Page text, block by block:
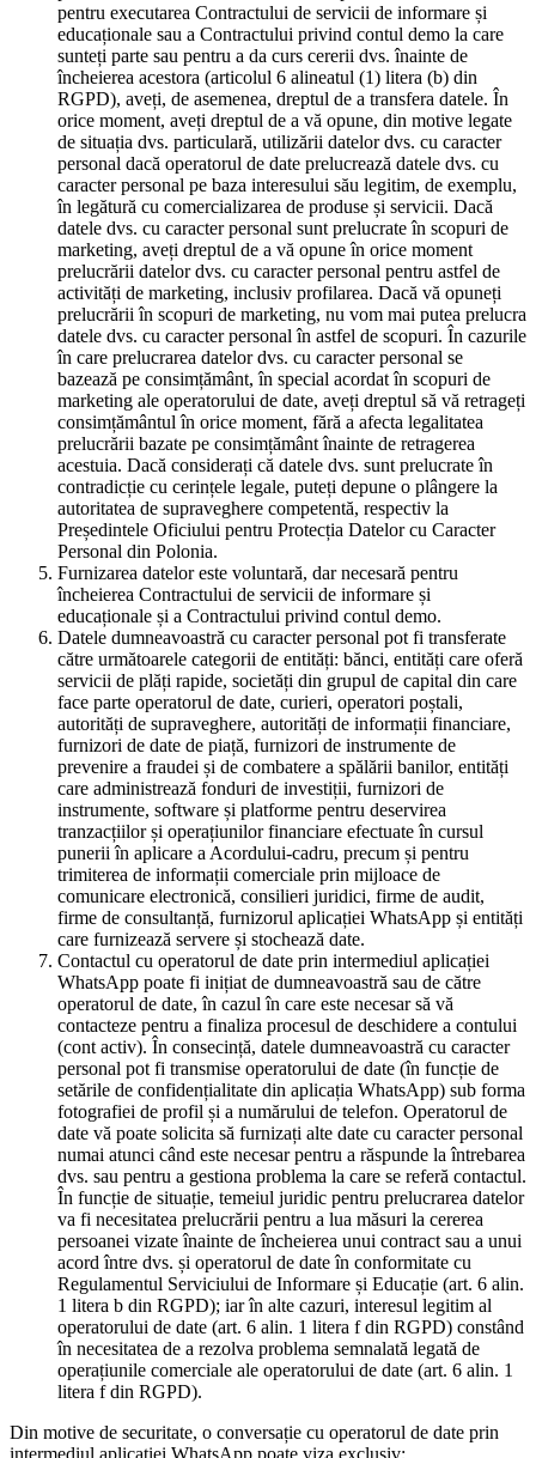
pentru executarea Contractului de servicii de informare și
educaționale sau a Contractului privind contul demo la care
sunteți parte sau pentru a da curs cererii dvs. înainte de
încheierea acestora (articolul 6 alineatul (1) litera (b) din
RGPD), aveți, de asemenea, dreptul de a transfera datele. În
orice moment, aveți dreptul de a vă opune, din motive legate
de situația dvs. particulară, utilizării datelor dvs. cu caracter
personal dacă operatorul de date prelucrează datele dvs. cu
caracter personal pe baza interesului său legitim, de exemplu,
în legătură cu comercializarea de produse și servicii. Dacă
datele dvs. cu caracter personal sunt prelucrate în scopuri de
marketing, aveți dreptul de a vă opune în orice moment
prelucrării datelor dvs. cu caracter personal pentru astfel de
activități de marketing, inclusiv profilarea. Dacă vă opuneți
prelucrării în scopuri de marketing, nu vom mai putea prelucra
datele dvs. cu caracter personal în astfel de scopuri. În cazurile
în care prelucrarea datelor dvs. cu caracter personal se
bazează pe consimțământ, în special acordat în scopuri de
marketing ale operatorului de date, aveți dreptul să vă retrageți
consimțământul în orice moment, fără a afecta legalitatea
prelucrării bazate pe consimțământ înainte de retragerea
acestuia. Dacă considerați că datele dvs. sunt prelucrate în
contradicție cu cerințele legale, puteți depune o plângere la
autoritatea de supraveghere competentă, respectiv la
Președintele Oficiului pentru Protecția Datelor cu Caracter
Personal din Polonia.
Furnizarea datelor este voluntară, dar necesară pentru
încheierea Contractului de servicii de informare și
educaționale și a Contractului privind contul demo.
Datele dumneavoastră cu caracter personal pot fi transferate
către următoarele categorii de entități: bănci, entități care oferă
servicii de plăți rapide, societăți din grupul de capital din care
face parte operatorul de date, curieri, operatori poștali,
autorități de supraveghere, autorități de informații financiare,
furnizori de date de piață, furnizori de instrumente de
prevenire a fraudei și de combatere a spălării banilor, entități
care administrează fonduri de investiții, furnizori de
instrumente, software și platforme pentru deservirea
tranzacțiilor și operațiunilor financiare efectuate în cursul
punerii în aplicare a Acordului-cadru, precum și pentru
trimiterea de informații comerciale prin mijloace de
comunicare electronică, consilieri juridici, firme de audit,
firme de consultanță, furnizorul aplicației WhatsApp și entități
care furnizează servere și stochează date.
Contactul cu operatorul de date prin intermediul aplicației
WhatsApp poate fi inițiat de dumneavoastră sau de către
operatorul de date, în cazul în care este necesar să vă
contacteze pentru a finaliza procesul de deschidere a contului
(cont activ). În consecință, datele dumneavoastră cu caracter
personal pot fi transmise operatorului de date (în funcție de
setările de confidențialitate din aplicația WhatsApp) sub forma
fotografiei de profil și a numărului de telefon. Operatorul de
date vă poate solicita să furnizați alte date cu caracter personal
numai atunci când este necesar pentru a răspunde la întrebarea
dvs. sau pentru a gestiona problema la care se referă contactul.
În funcție de situație, temeiul juridic pentru prelucrarea datelor
va fi necesitatea prelucrării pentru a lua măsuri la cererea
persoanei vizate înainte de încheierea unui contract sau a unui
acord între dvs. și operatorul de date în conformitate cu
Regulamentul Serviciului de Informare și Educație (art. 6 alin.
1 litera b din RGPD); iar în alte cazuri, interesul legitim al
operatorului de date (art. 6 alin. 1 litera f din RGPD) constând
în necesitatea de a rezolva problema semnalată legată de
operațiunile comerciale ale operatorului de date (art. 6 alin. 1
litera f din RGPD).
Din motive de securitate, o conversație cu operatorul de date prin
intermediul aplicației WhatsApp poate viza exclusiv: